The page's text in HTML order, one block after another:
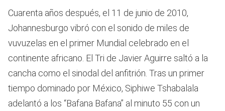
Cuarenta años después, el 11 de junio de 2010,
Johannesburgo vibró con el sonido de miles de
vuvuzelas en el primer Mundial celebrado en el
continente africano. El Tri de Javier Aguirre saltó a la
cancha como el sinodal del anfitrión. Tras un primer
tiempo dominado por México, Siphiwe Tshabalala
adelantó a los “Bafana Bafana” al minuto 55 con un